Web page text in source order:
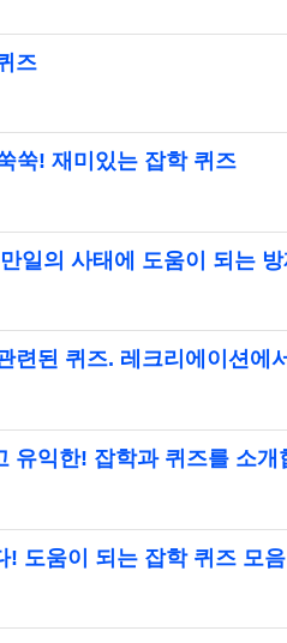
즈
쑥! 재미있는 잡학 퀴즈
일의 사태에 도움이 되는 방
련된 퀴즈. 레크리에이션에
유익한! 잡학과 퀴즈를 소개
! 도움이 되는 잡학 퀴즈 모음